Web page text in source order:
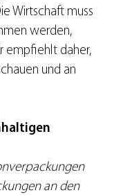
Wirtschaft muss
werden,
empfiehlt daher,
und an
an den